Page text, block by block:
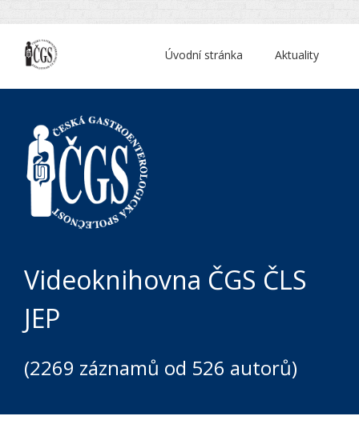
Aktuality
Úvodní stránka
Videoknihovna ČGS ČLS
JEP
(2269 záznamů od 526 autorů)